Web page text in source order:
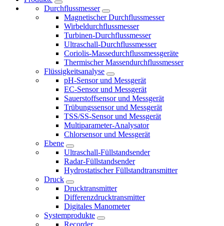
Durchflussmesser
Magnetischer Durchflussmesser
Wirbeldurchflussmesser
Turbinen-Durchflussmesser
Ultraschall-Durchflussmesser
Coriolis-Massedurchflussmessgeräte
Thermischer Massendurchflussmesser
Flüssigkeitsanalyse
pH-Sensor und Messgerät
EC-Sensor und Messgerät
Sauerstoffsensor und Messgerät
Trübungssensor und Messgerät
TSS/SS-Sensor und Messgerät
Multiparameter-Analysator
Chlorsensor und Messgerät
Ebene
Ultraschall-Füllstandsender
Radar-Füllstandsender
Hydrostatischer Füllstandtransmitter
Druck
Drucktransmitter
Differenzdrucktransmitter
Digitales Manometer
Systemprodukte